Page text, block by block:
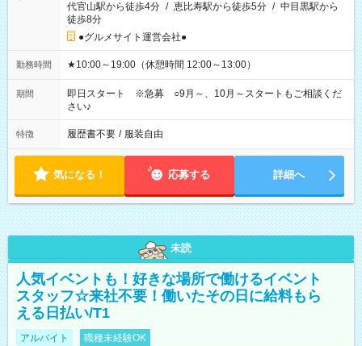
代官山駅から徒歩4分 / 恵比寿駅から徒歩5分 / 中目黒駅から
徒歩8分
●グルメサイト運営会社●
勤務時間 ★10:00～19:00（休憩時間 12:00～13:00）
期間
即日スタート ※急募 ○9月～、10月～スタートもご相談くだ
さい♪
特徴 履歴書不要 / 服装自由
気になる！ 応募する 詳細へ
未読
人気イベントも！好きな場所で働けるイベント
スタッフ☆来社不要！働いたその日に給料もら
える日払い/T1
アルバイト 職種未経験OK